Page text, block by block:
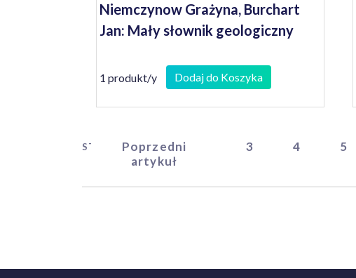
Niemczynow Grażyna, Burchart
Jan: Mały słownik geologiczny
1 produkt/y Dodaj do Koszyka
START
Poprzedni
artykuł
3 4 5